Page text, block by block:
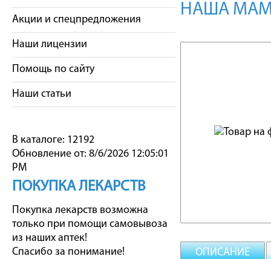
Акции и спецпредложения
Наши лицензии
Помощь по сайту
Наши статьи
В каталоге: 12192
Обновление от: 8/6/2026 12:05:01
PM
ПОКУПКА ЛЕКАРСТВ
Покупка лекарств возможна
только при помощи самовывоза
из наших аптек!
Спасибо за понимание!
НАША
ОПИСАНИЕ